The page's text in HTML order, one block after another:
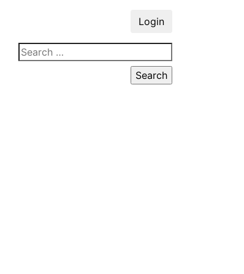
Login